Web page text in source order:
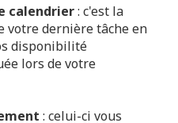
calendrier: c'est la
votre dernière tâche en
disponibilité
lors de votre
: celui-ci vous